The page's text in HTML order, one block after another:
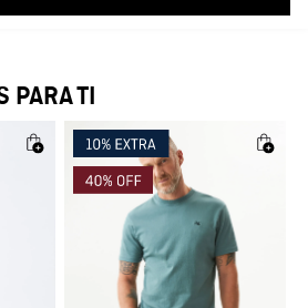
JOHN URIBE E HIJOS S.A.
PARA TI